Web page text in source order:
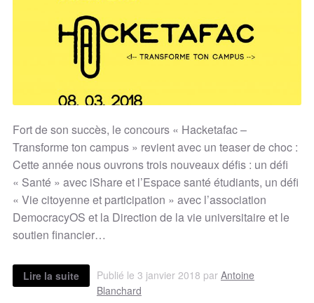
Fort de son succès, le concours « Hacketafac –
Transforme ton campus » revient avec un teaser de choc :
Cette année nous ouvrons trois nouveaux défis : un défi
« Santé » avec iShare et l’Espace santé étudiants, un défi
« Vie citoyenne et participation » avec l’association
DemocracyOS et la Direction de la vie universitaire et le
soutien financier…
Lire la suite Publié le 3 janvier 2018 par Antoine
Blanchard